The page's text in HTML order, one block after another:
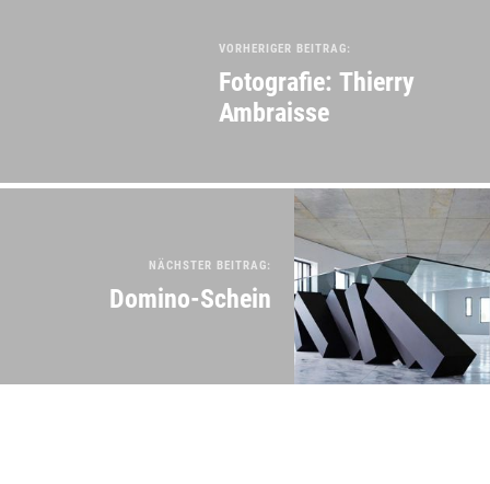
VORHERIGER BEITRAG:
Fotografie: Thierry
Ambraisse
NÄCHSTER BEITRAG:
Domino-Schein